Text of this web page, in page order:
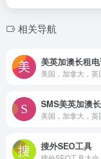
相关导航
搜外SEO工具